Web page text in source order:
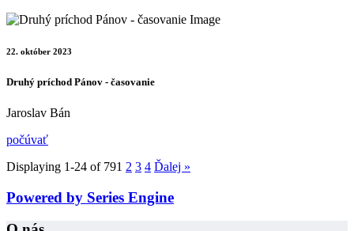
22. október 2023
Druhý príchod Pánov - časovanie
Jaroslav Bán
počúvať
Displaying 1-24 of 791 2 3 4 Ďalej »
Powered by Series Engine